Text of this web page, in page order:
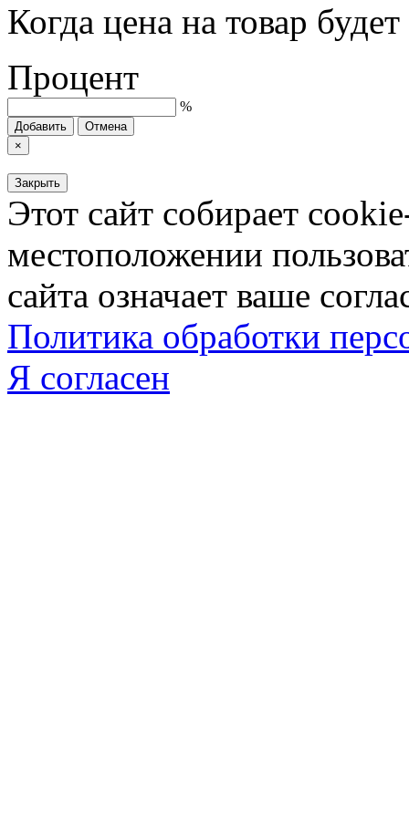
Когда цена на товар
Процент
%
Добавить
Отмена
×
Закрыть
Этот сайт собирает
местоположении
сайта означает ваше
Политика обработки
Я согласен